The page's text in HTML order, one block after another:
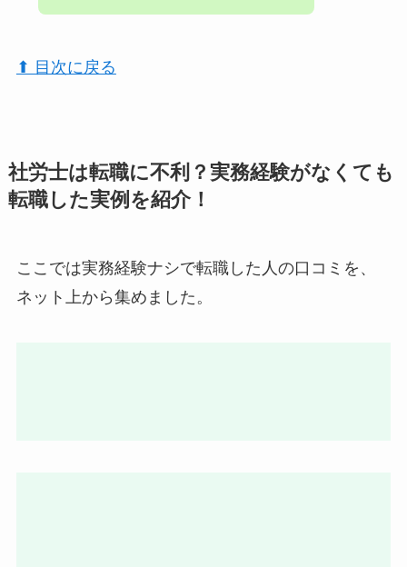
⬆︎ 目次に戻る
社労士は転職に不利？実務経験がなくても
転職した実例を紹介！
ここでは実務経験ナシで転職した人の口コミを、
ネット上から集めました。